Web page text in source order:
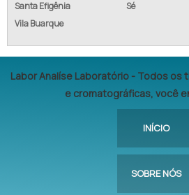
Santa Efigênia
Sé
Vila Buarque
Labor Analíse Laboratório - Todos os
e cromatográficas, você
INÍCIO
SOBRE NÓS